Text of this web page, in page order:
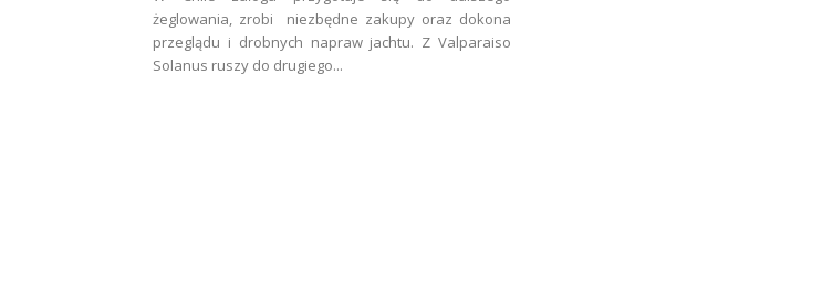
żeglowania, zrobi niezbędne zakupy oraz dokona
przeglądu i drobnych napraw jachtu. Z Valparaiso
Solanus ruszy do drugiego...